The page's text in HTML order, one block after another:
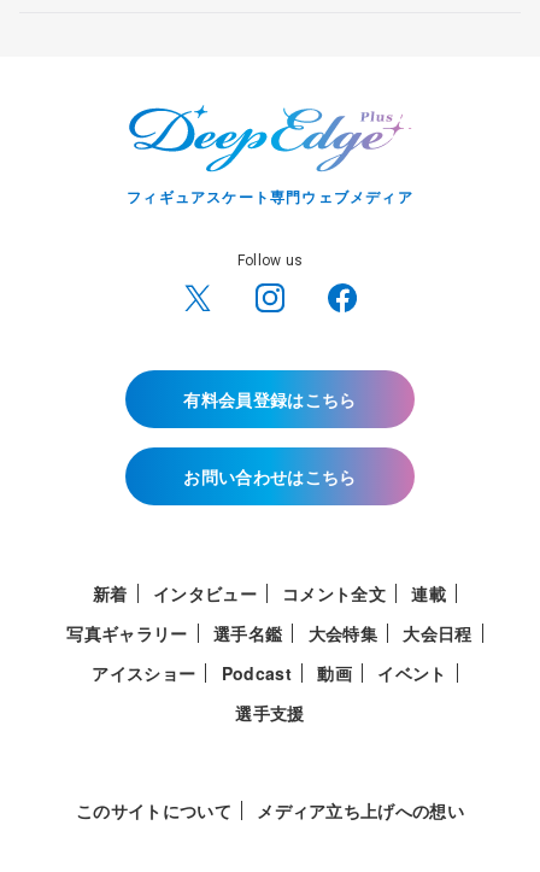
フィギュアスケート専門ウェブメディア
Follow us
有料会員登録はこちら
お問い合わせはこちら
新着 インタビュー コメント全文
連載
写真ギャラリー
選手名鑑 大会特集
大会日程
アイスショー
Podcast 動画
イベント
選手支援
このサイトについて メディア立ち上げへの想い